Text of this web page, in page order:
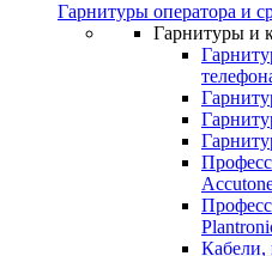
Гарнитуры оператора и
Гарнитуры и
Кабели,